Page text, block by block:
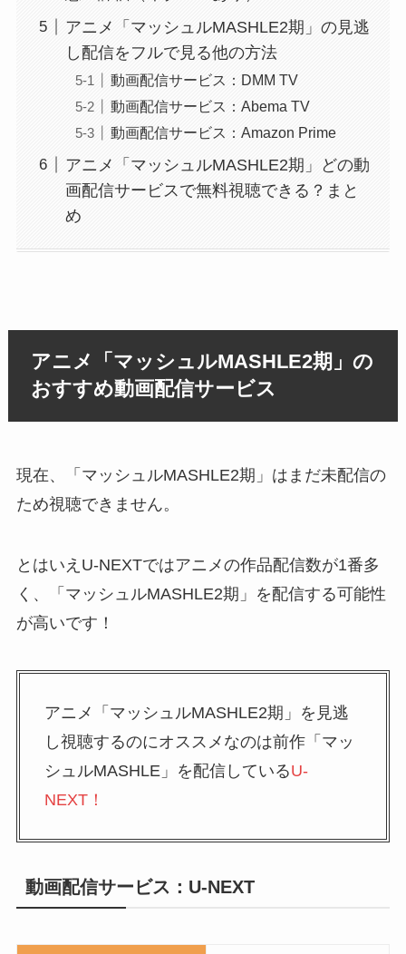
アニメ「マッシュルMASHLE2期」の見逃
し配信をフルで見る他の方法
動画配信サービス：DMM TV
動画配信サービス：Abema TV
動画配信サービス：Amazon Prime
アニメ「マッシュルMASHLE2期」どの動
画配信サービスで無料視聴できる？まと
め
アニメ「マッシュルMASHLE2期」の
おすすめ動画配信サービス
現在、「マッシュルMASHLE2期」はまだ未配信の
ため視聴できません。
とはいえU-NEXTではアニメの作品配信数が1番多
く、「マッシュルMASHLE2期」を配信する可能性
が高いです！
アニメ「マッシュルMASHLE2期」を見逃
し視聴するのにオススメなのは前作「マッ
シュルMASHLE」を配信しているU-
NEXT！
動画配信サービス：U-NEXT